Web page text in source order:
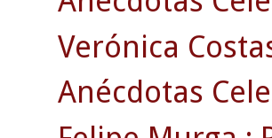
Verónica
Anécdotas